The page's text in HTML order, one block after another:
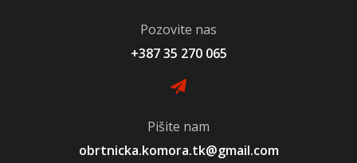
Pozovite nas
+387 35 270 065
Pišite nam
obrtnicka.komora.tk@gmail.com